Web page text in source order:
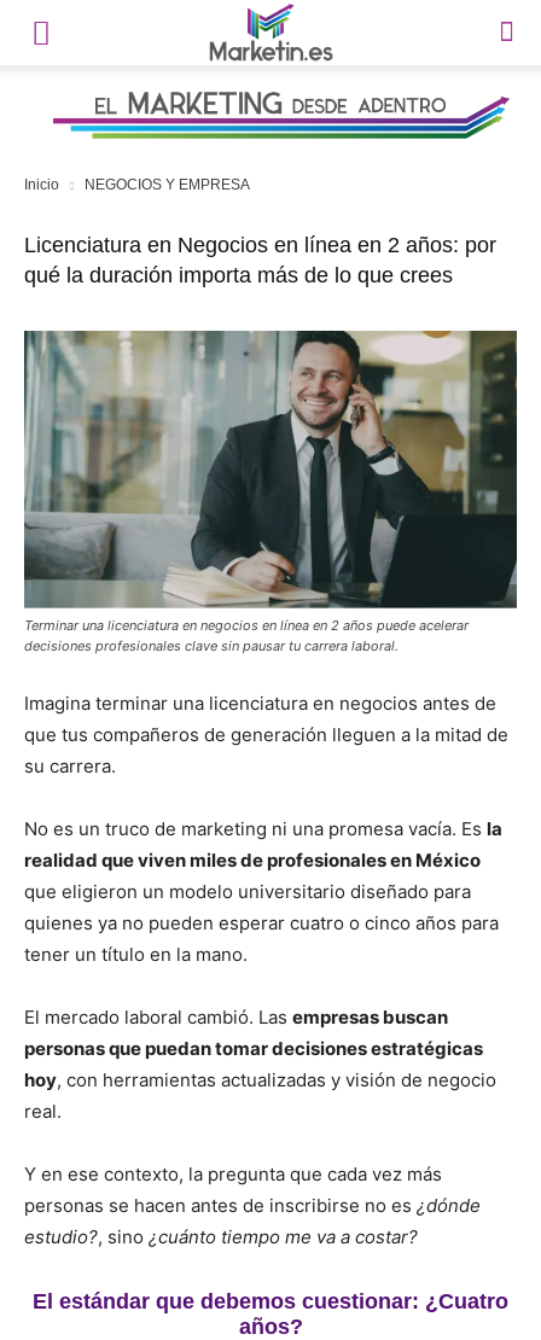
Inicio NEGOCIOS Y EMPRESA
Licenciatura en Negocios en línea en 2 años: por
qué la duración importa más de lo que crees
Terminar una licenciatura en negocios en línea en 2 años puede acelerar
decisiones profesionales clave sin pausar tu carrera laboral.
Imagina terminar una licenciatura en negocios antes de
que tus compañeros de generación lleguen a la mitad de
su carrera.
No es un truco de marketing ni una promesa vacía. Es la
realidad que viven miles de profesionales en México
que eligieron un modelo universitario diseñado para
quienes ya no pueden esperar cuatro o cinco años para
tener un título en la mano.
El mercado laboral cambió. Las empresas buscan
personas que puedan tomar decisiones estratégicas
hoy, con herramientas actualizadas y visión de negocio
real.
Y en ese contexto, la pregunta que cada vez más
personas se hacen antes de inscribirse no es ¿dónde
estudio?, sino ¿cuánto tiempo me va a costar?
El estándar que debemos cuestionar: ¿Cuatro
años?